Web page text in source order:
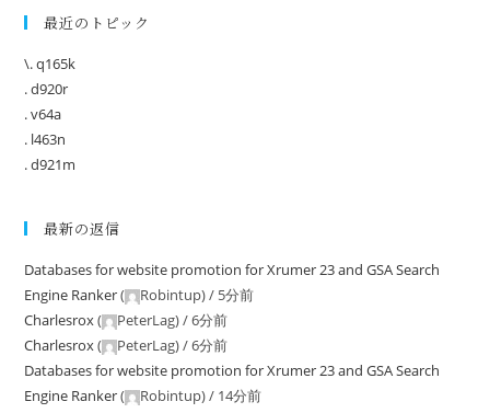
最近のトピック
\. q165k
. d920r
. v64a
. l463n
. d921m
最新の返信
Databases for website promotion for Xrumer 23 and GSA Search
Engine Ranker( Robintup) / 5分前
Charlesrox( PeterLag) /6分前
Charlesrox( PeterLag) /6分前
Databases for website promotion for Xrumer 23 and GSA Search
Engine Ranker( Robintup) / 14分前